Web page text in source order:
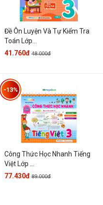
Đề Ôn Luyện Và Tự Kiểm Tra
Toán Lớp...
41.760đ 48.000đ
Công Thức Học Nhanh Tiếng
Việt Lớp ...
-13%
77.430đ 89.000đ